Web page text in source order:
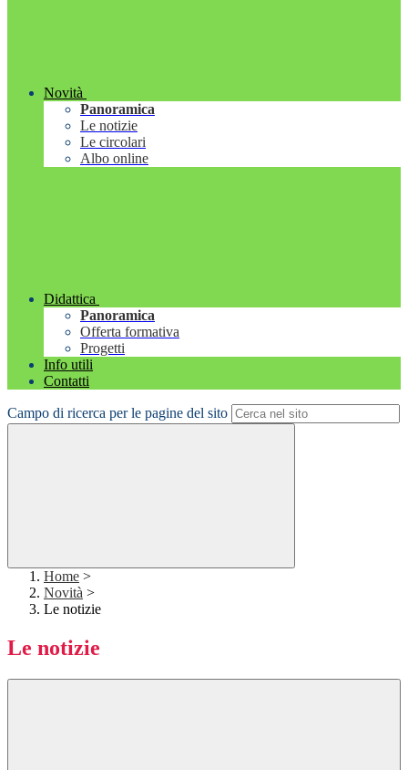
Novità
Panoramica
Le notizie
Le circolari
Albo online
Didattica
Panoramica
Offerta formativa
Progetti
Info utili
Contatti
Campo di ricerca per le pagine del sito
Home >
Novità >
Le notizie
Le notizie